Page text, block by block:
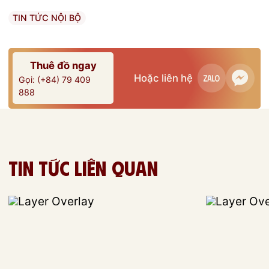
TIN TỨC NỘI BỘ
Thuê đồ ngay
Gọi: (+84) 79 409
888
Hoặc liên hệ
Tin tức liên quan